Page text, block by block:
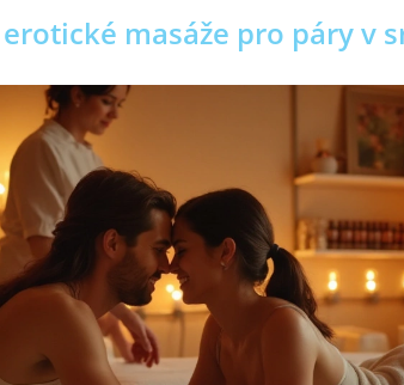
masáže pro páry v